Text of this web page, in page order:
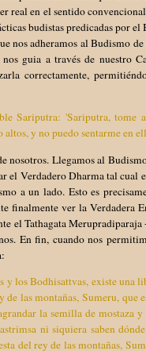
real en el sentido
budistas predicadas por
nos adheramos al Budismo
guia a través de nuestro
correctamente,
Sariputra: 'Sariputra, tome
altos, y no puedo sentarme en
nosotros. Llegamos al
el Verdadero Dharma tal
a un lado. Esto es
finalmente ver la Verdadera
el Tathagata
En fin, cuando nos
y los Bodhisattvas, existe
las montañas, Sumeru, que
la semilla de mostaza
ni siquiera saben
del rey de las montañas,